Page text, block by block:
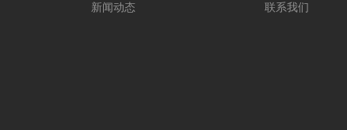
新闻动态 联系我们